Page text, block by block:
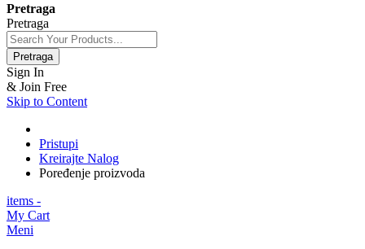
Pretraga
Pretraga
Pretraga
Sign In
& Join Free
Skip to Content
Pristupi
Kreirajte Nalog
Poređenje proizvoda
items -
My Cart
Meni